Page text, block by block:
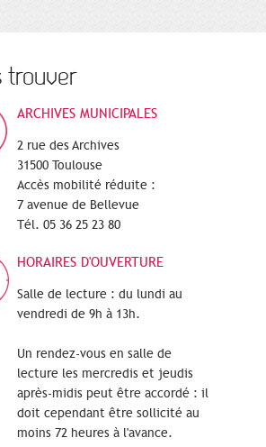
trouver
ARCHIVES MUNICIPALES
2 rue des Archives
31500 Toulouse
Accès mobilité réduite :
7 avenue de Bellevue
Tél. 05 36 25 23 80
HORAIRES D'OUVERTURE
Salle de lecture : du lundi au
vendredi de 9h à 13h.
Un rendez-vous en salle de
lecture les mercredis et jeudis
après-midis peut être accordé : il
doit cependant être sollicité au
moins 72 heures à l'avance.